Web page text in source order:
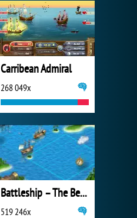
Carribean Admiral
268 049x
Battleship – The Beginning
519 246x